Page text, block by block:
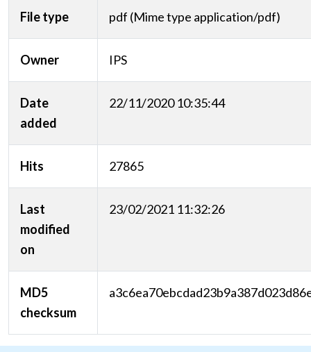
File type pdf (Mime type application/pdf)
Owner IPS
Date
added
22/11/2020 10:35:44
Hits 27865
Last
modified
on
23/02/2021 11:32:26
MD5
checksum